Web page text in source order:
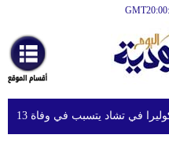
أخبارعاجلة
رياضة
ثقافةفي تشاد يتسبب في وفاة 13 شخصا